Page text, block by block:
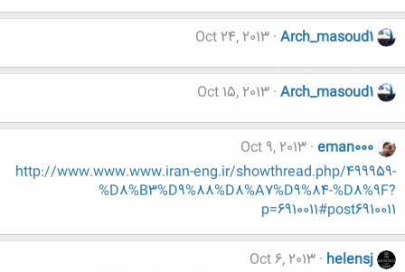
Arch_masoud1
Oct 24, 2013
Arch_masoud1
Oct 15, 2013
eman000
Oct 9, 2013
http://www.www.www.iran-eng.ir/showthread.php/499959-
%D8%B3%D9%88%D8%A7%D9%84-%D8%9F?
p=6910011#post6910011
helensj
Oct 6, 2013